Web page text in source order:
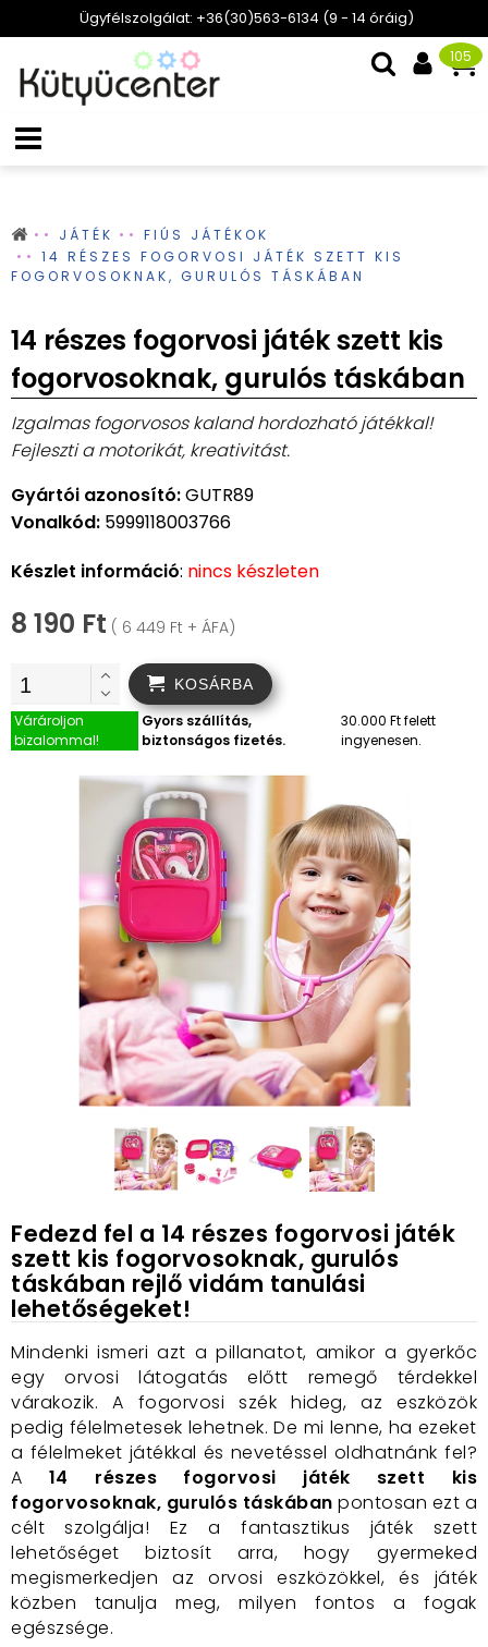
Ügyfélszolgálat: +36(30)563-6134 (9 - 14 óráig)
105
JÁTÉK
FIÚS JÁTÉKOK
14 RÉSZES FOGORVOSI JÁTÉK SZETT KIS
FOGORVOSOKNAK, GURULÓS TÁSKÁBAN
14 részes fogorvosi játék szett kis
fogorvosoknak, gurulós táskában
Izgalmas fogorvosos kaland hordozható játékkal!
Fejleszti a motorikát, kreativitást.
Gyártói azonosító:GUTR89
Vonalkód: 5999118003766
Készlet információ: nincs készleten
8 190 Ft ( 6 449 Ft + ÁFA)
KOSÁRBA
Várároljon
bizalommal!
Gyors szállítás,
biztonságos fizetés.
30.000 Ft felett
ingyenesen.
Fedezd fel a 14 részes fogorvosi játék
szett kis fogorvosoknak, gurulós
táskában rejlő vidám tanulási
lehetőségeket!
Mindenki ismeri azt a pillanatot, amikor a gyerkőc
egy orvosi látogatás előtt remegő térdekkel
várakozik. A fogorvosi szék hideg, az eszközök
pedig félelmetesek lehetnek. De mi lenne, ha ezeket
a félelmeket játékkal és nevetéssel oldhatnánk fel?
A 14 részes fogorvosi játék szett kis
fogorvosoknak, gurulós táskában pontosan ezt a
célt szolgálja! Ez a fantasztikus játék szett
lehetőséget biztosít arra, hogy gyermeked
megismerkedjen az orvosi eszközökkel, és játék
közben tanulja meg, milyen fontos a fogak
egészsége.